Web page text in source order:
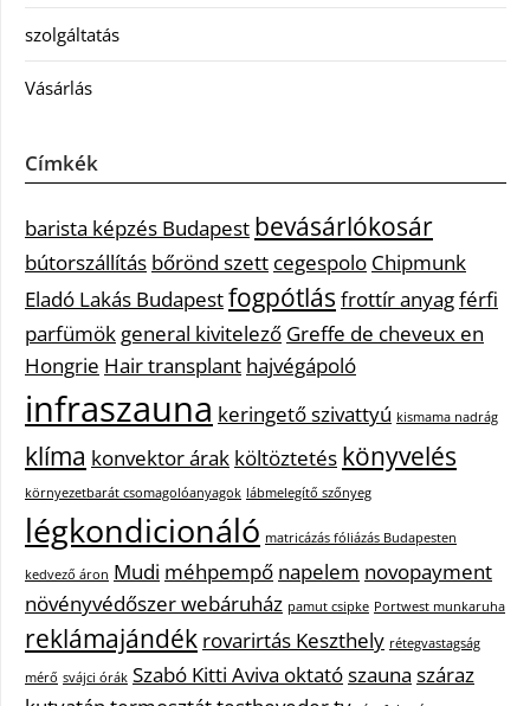
szolgáltatás
Vásárlás
Címkék
barista képzés Budapest bevásárlókosár
bútorszállítás bőrönd szett cegespolo Chipmunk
Eladó Lakás Budapestfogpótlás frottír anyagférfi
parfümök general kivitelező Greffe de cheveux en
Hongrie Hair transplant hajvégápoló
infraszauna keringető szivattyú kismama nadrág
klíma konvektor árak költöztetés könyvelés
környezetbarát csomagolóanyagok lábmelegítő szőnyeg
légkondicionáló matricázás fóliázás Budapesten
kedvező áron Mudi méhpempő napelem novopayment
növényvédőszer webáruház pamut csipke Portwest munkaruha
reklámajándék rovarirtás Keszthely rétegvastagság
mérő svájci órák Szabó Kitti Aviva oktatószauna száraz